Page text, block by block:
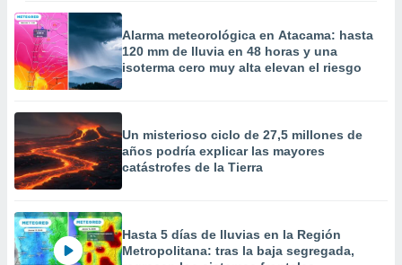
Alarma meteorológica en Atacama: hasta
120 mm de lluvia en 48 horas y una
isoterma cero muy alta elevan el riesgo
Un misterioso ciclo de 27,5 millones de
años podría explicar las mayores
catástrofes de la Tierra
Hasta 5 días de lluvias en la Región
Metropolitana: tras la baja segregada,